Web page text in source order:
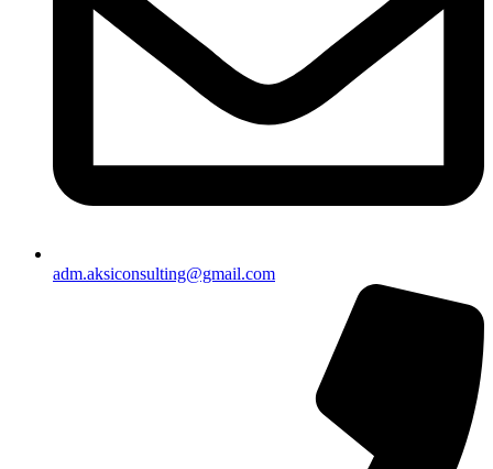
adm.aksiconsulting@gmail.com